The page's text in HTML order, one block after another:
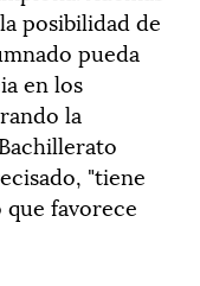
posibilidad de
pueda
en los
la
"tiene
que favorece